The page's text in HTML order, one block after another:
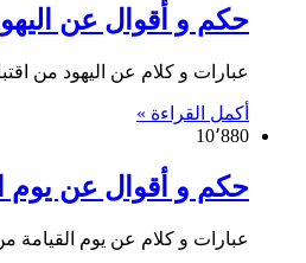
حكم و أقوال عن اليهود : 11 مقولة عن
عبارات و كلام عن اليهود من
أكمل القراءة »
10٬880
حكم و أقوال عن يوم القيامة : 24 مقولة
عبارات و كلام عن يوم القيامة